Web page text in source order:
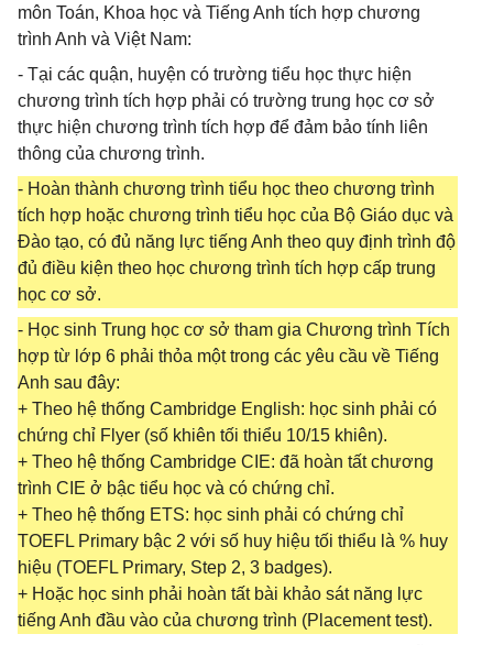
môn Toán, Khoa học và Tiếng Anh tích hợp chương
trình Anh và Việt Nam:
- Tại các quận, huyện có trường tiểu học thực hiện
chương trình tích hợp phải có trường trung học cơ sở
thực hiện chương trình tích hợp để đảm bảo tính liên
thông của chương trình.
- Hoàn thành chương trình tiểu học theo chương trình
tích hợp hoặc chương trình tiểu học của Bộ Giáo dục và
Đào tạo, có đủ năng lực tiếng Anh theo quy định trình độ
đủ điều kiện theo học chương trình tích hợp cấp trung
học cơ sở.
- Học sinh Trung học cơ sở tham gia Chương trình Tích
hợp từ lớp 6 phải thỏa một trong các yêu cầu về Tiếng
Anh sau đây:
+ Theo hệ thống Cambridge English: học sinh phải có
chứng chỉ Flyer (số khiên tối thiểu 10/15 khiên).
+ Theo hệ thống Cambridge CIE: đã hoàn tất chương
trình CIE ở bậc tiểu học và có chứng chỉ.
+ Theo hệ thống ETS: học sinh phải có chứng chỉ
TOEFL Primary bậc 2 với số huy hiệu tối thiểu là % huy
hiệu (TOEFL Primary, Step 2, 3 badges).
+ Hoặc học sinh phải hoàn tất bài khảo sát năng lực
tiếng Anh đầu vào của chương trình (Placement test).